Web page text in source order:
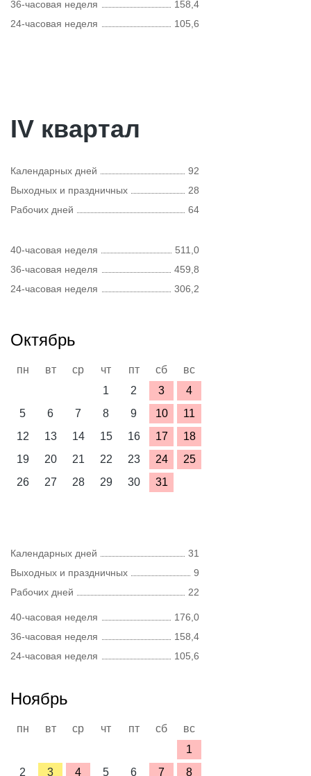
36-часовая неделя
158,4
24-часовая неделя
105,6
IV квартал
Календарных дней
92
Выходных и праздничных
28
Рабочих дней
64
40-часовая неделя
511,0
36-часовая неделя
459,8
24-часовая неделя
306,2
Октябрь
пн вт ср чт пт сб
вс
1
2 3
4
5
6 7 8 9 10
11
12
13 14 15 16 17
18
19
20 21 22 23 24
25
26
27 28 29 30 31
Календарных дней
31
Выходных и праздничных
9
Рабочих дней
22
40-часовая неделя
176,0
36-часовая неделя
158,4
24-часовая неделя
105,6
Ноябрь
пн вт ср чт пт сб
вс
1
2
3 4 5 6 7 8